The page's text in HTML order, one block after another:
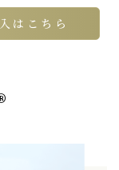
はこちら